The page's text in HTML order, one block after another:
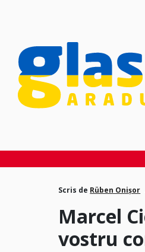
Scris de Rüben Onișor
Marcel
vostru